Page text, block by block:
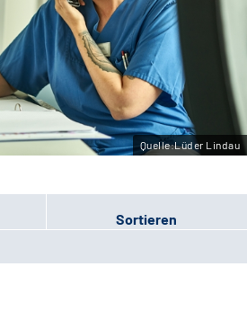
Quelle:Lüder Lindau
Sortieren